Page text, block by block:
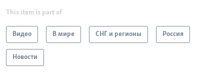
This item is part of
Видео В мире СНГ и регионы Россия
Новости